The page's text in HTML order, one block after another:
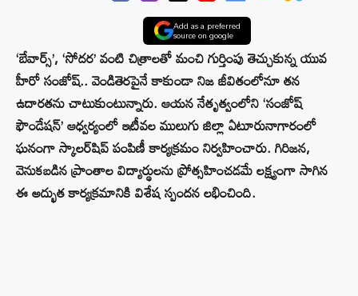
Add as a preferred
source on google
‘బేవార్స్’, ‘సోదర’ వంటి చిత్రాలతో మంచి గుర్తింపు తెచ్చుకున్న యువ
హీరో సంజోష్.. వెండితెరపైనే కాకుండా నిజ జీవితంలోనూ తన
ఉదారతను చాటుకుంటున్నారు. ఆయన నేతృత్వంలోని ‘సంజోష్
ఫౌండేషన్’ ఆధ్వర్యంలో ఇటీవల ములుగు జిల్లా ఏటూరునాగారంలో
ఘనంగా స్కాలర్‌షిప్ పంపిణీ కార్యక్రమం నిర్వహించారు. గిరిజన,
వెనుకబడిన ప్రాంతాల విద్యార్థులను ప్రోత్సహించడమే లక్ష్యంగా సాగిన
ఈ అద్భుత కార్యక్రమానికి విశేష స్పందన లభించింది.